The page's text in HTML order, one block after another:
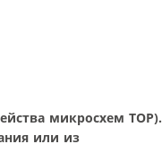
микросхем TOP).
или из